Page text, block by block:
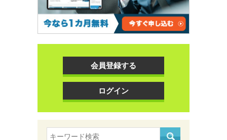
会員登録する
ログイン